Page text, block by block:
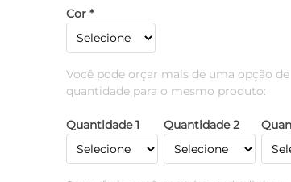
Cor *
Você pode orçar mais de uma opção de
quantidade para o mesmo produto:
Quantidade 1 Quantidade 2